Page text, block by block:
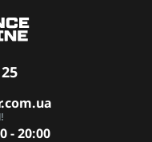
- 20:00